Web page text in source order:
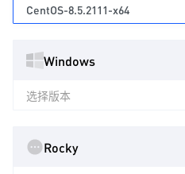
CentOS-8.5.2111-x64
Windows
选择版本
Rocky